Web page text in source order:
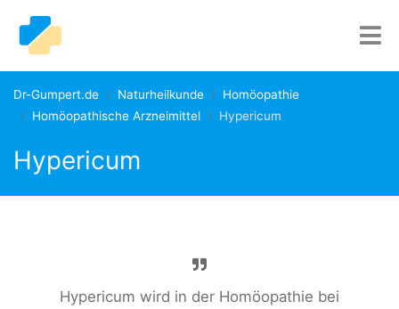
Dr-Gumpert.de Naturheilkunde
Homöopathie
Homöopathische Arzneimittel
Hypericum
Hypericum
Hypericum wird in der Homöopathie bei